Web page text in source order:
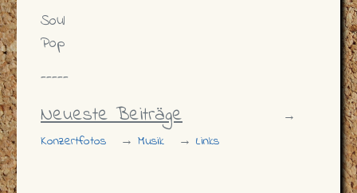
Soul
Pop
-----
Neueste Beiträge
→
Konzertfotos → Musik → Links